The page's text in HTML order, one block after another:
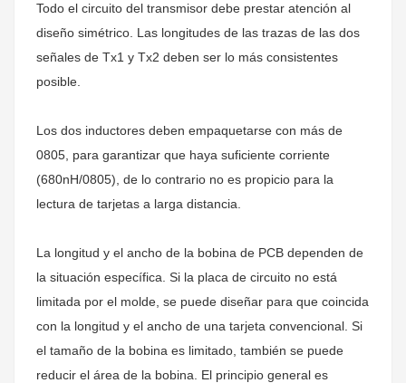
Todo el circuito del transmisor debe prestar atención al
diseño simétrico. Las longitudes de las trazas de las dos
señales de Tx1 y Tx2 deben ser lo más consistentes
posible.
Los dos inductores deben empaquetarse con más de
0805, para garantizar que haya suficiente corriente
(680nH/0805), de lo contrario no es propicio para la
lectura de tarjetas a larga distancia.
La longitud y el ancho de la bobina de PCB dependen de
la situación específica. Si la placa de circuito no está
limitada por el molde, se puede diseñar para que coincida
con la longitud y el ancho de una tarjeta convencional. Si
el tamaño de la bobina es limitado, también se puede
reducir el área de la bobina. El principio general es